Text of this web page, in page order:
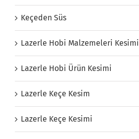
Keçeden Süs
Lazerle Hobi Malzemeleri Kesimi
Lazerle Hobi Ürün Kesimi
Lazerle Keçe Kesim
Lazerle Keçe Kesimi